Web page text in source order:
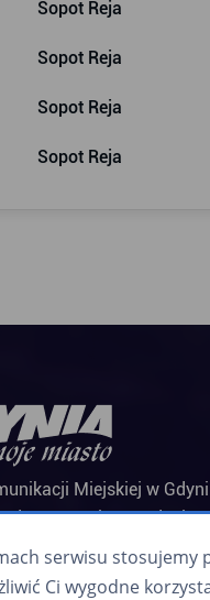
Sopot Reja
Sopot Reja
Sopot Reja
Sopot Reja
Miejskiej w
Miasta Gdyni
informacyjny
serwisu stosujemy
Ci wygodne